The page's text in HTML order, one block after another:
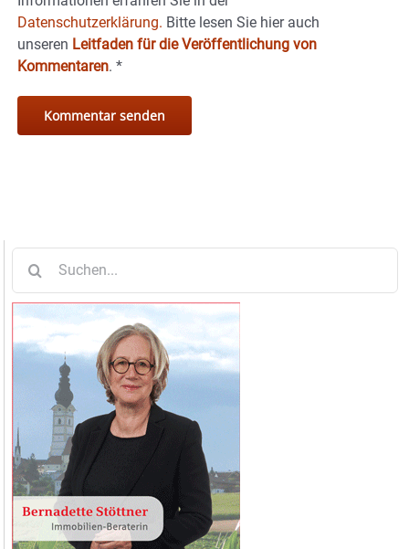
Datenschutzerklärung. Bitte lesen Sie hier auch
unseren Leitfaden für die Veröffentlichung von
Kommentaren. *
nach: